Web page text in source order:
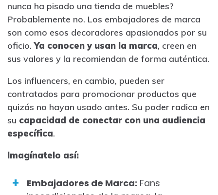
nunca ha pisado una tienda de muebles?
Probablemente no. Los embajadores de marca
son como esos decoradores apasionados por su
oficio.Ya conocen y usan la marca, creen en
sus valores y la recomiendan de forma auténtica.
Los influencers, en cambio, pueden ser
contratados para promocionar productos que
quizás no hayan usado antes. Su poder radica en
su capacidad de conectar con una audiencia
específica.
Imagínatelo así:
Embajadores de Marca: Fans